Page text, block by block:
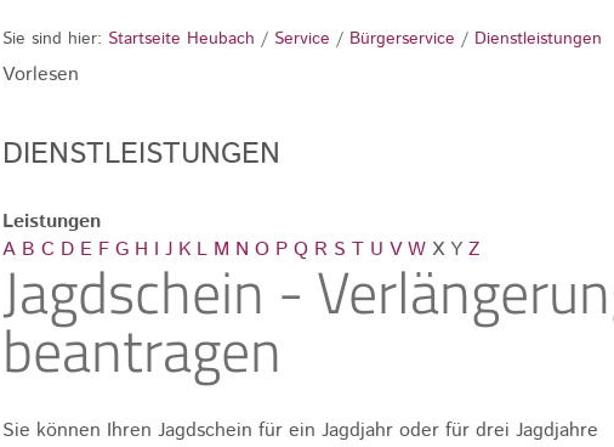
Sie sind hier: Startseite Heubach / Service / Bürgerservice / Dienstleistungen
Vorlesen
DIENSTLEISTUNGEN
Leistungen
A B C D E F G H I J K L M N O P Q R S T U V W X Y Z
Jagdschein -
beantragen
Sie können Ihren Jagdschein für ein Jagdjahr oder für drei Jagdjahre